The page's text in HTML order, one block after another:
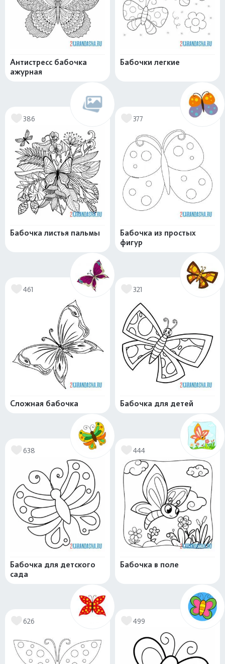
Антистресс бабочка
ажурная
Бабочки легкие
386
Бабочка листья пальмы
377
Бабочка из простых
фигур
461
Сложная бабочка
321
Бабочка для детей
638
Бабочка для детского
сада
444
Бабочка в поле
626 499